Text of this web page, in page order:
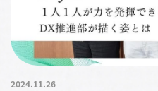
2024.11.26